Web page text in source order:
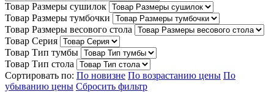
Товар Размеры сушилок
Товар Размеры тумбочки
Товар Размеры весового стола
Товар Серия
Товар Тип тумбы
Товар Тип стола
Сортировать по: По новизне По возрастанию цены По
убыванию цены Сбросить фильтр